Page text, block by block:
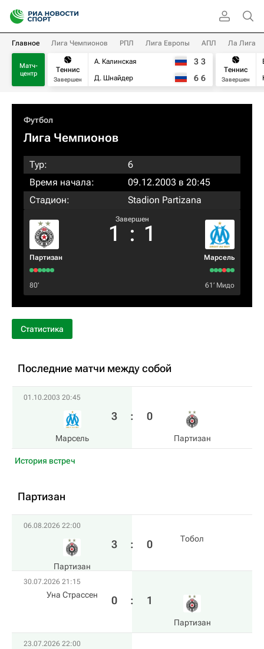
Главное Лига Чемпионов РПЛ Лига Европы АПЛ Ла Лига
Матч-
центр
Теннис
Завершен
А. Калинская
Д. Шнайдер
3 3
6 6
Теннис
Завершен
Футбол
Лига Чемпионов
Тур:
6
Время начала:
09.12.2003 в 20:45
Стадион:
Stadion Partizana
Партизан
Завершен
1 : 1
Марсель
80‎’‎ 61‎’‎ Мидо
Статистика
Последние матчи между собой
01.10.2003 20:45
Марсель
3 : 0
Партизан
История встреч
Партизан
06.08.2026 22:00
Партизан
3 : 0 Тобол
30.07.2026 21:15
Уна Страссен 0 : 1
Партизан
23.07.2026 22:00